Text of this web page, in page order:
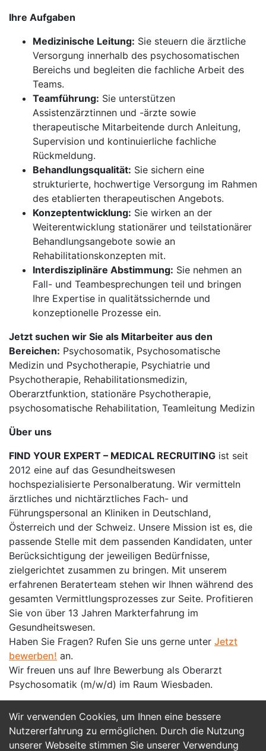
Wir verwenden Cookies, um Ihnen eine bessere
Nutzererfahrung zu ermöglichen. Durch die Nutzung
unserer Webseite stimmen Sie unserer Verwendung
Ihre Aufgaben
Medizinische Leitung: Sie steuern die ärztliche
Versorgung innerhalb des psychosomatischen
Bereichs und begleiten die fachliche Arbeit des
Teams.
Teamführung: Sie unterstützen
Assistenzärztinnen und -ärzte sowie
therapeutische Mitarbeitende durch Anleitung,
Supervision und kontinuierliche fachliche
Rückmeldung.
Behandlungsqualität: Sie sichern eine
strukturierte, hochwertige Versorgung im Rahmen
des etablierten therapeutischen Angebots.
Konzeptentwicklung: Sie wirken an der
Weiterentwicklung stationärer und teilstationärer
Behandlungsangebote sowie an
Rehabilitationskonzepten mit.
Interdisziplinäre Abstimmung: Sie nehmen an
Fall- und Teambesprechungen teil und bringen
Ihre Expertise in qualitätssichernde und
konzeptionelle Prozesse ein.
Jetzt suchen wir Sie als Mitarbeiter aus den
Bereichen: Psychosomatik, Psychosomatische
Medizin und Psychotherapie, Psychiatrie und
Psychotherapie, Rehabilitationsmedizin,
Oberarztfunktion, stationäre Psychotherapie,
psychosomatische Rehabilitation, Teamleitung Medizin
Über uns
FIND YOUR EXPERT – MEDICAL RECRUITING ist seit
2012 eine auf das Gesundheitswesen
hochspezialisierte Personalberatung. Wir vermitteln
ärztliches und nichtärztliches Fach- und
Führungspersonal an Kliniken in Deutschland,
Österreich und der Schweiz. Unsere Mission ist es, die
passende Stelle mit dem passenden Kandidaten, unter
Berücksichtigung der jeweiligen Bedürfnisse,
zielgerichtet zusammen zu bringen. Mit unserem
erfahrenen Beraterteam stehen wir Ihnen während des
gesamten Vermittlungsprozesses zur Seite. Profitieren
Sie von über 13 Jahren Markterfahrung im
Gesundheitswesen.
Haben Sie Fragen? Rufen Sie uns gerne unter Jetzt
bewerben! an.
Wir freuen uns auf Ihre Bewerbung als Oberarzt
Psychosomatik (m/w/d) im Raum Wiesbaden.
Jetzt Bewerben